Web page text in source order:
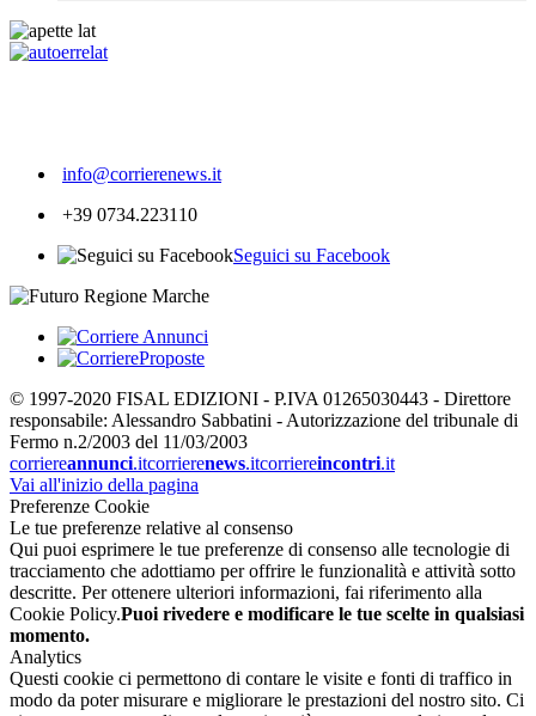
info@corrierenews.it
+39 0734.223110
Seguici su Facebook
© 1997-2020 FISAL EDIZIONI - P.IVA 01265030443 - Direttore
responsabile: Alessandro Sabbatini - Autorizzazione del tribunale di
Fermo n.2/2003 del 11/03/2003
corriereannunci.itcorrierenews.itcorriereincontri.it
Vai all'inizio della pagina
Preferenze Cookie
Le tue preferenze relative al consenso
Qui puoi esprimere le tue preferenze di consenso alle tecnologie di
tracciamento che adottiamo per offrire le funzionalità e attività sotto
descritte. Per ottenere ulteriori informazioni, fai riferimento alla
Cookie Policy.Puoi rivedere e modificare le tue scelte in qualsiasi
momento.
Analytics
Questi cookie ci permettono di contare le visite e fonti di traffico in
modo da poter misurare e migliorare le prestazioni del nostro sito. Ci